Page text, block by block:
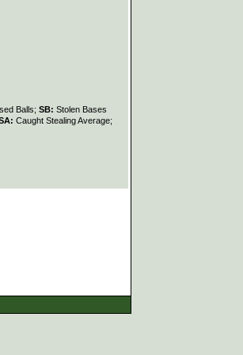
Balls; SB: Stolen Bases
Caught Stealing Average;